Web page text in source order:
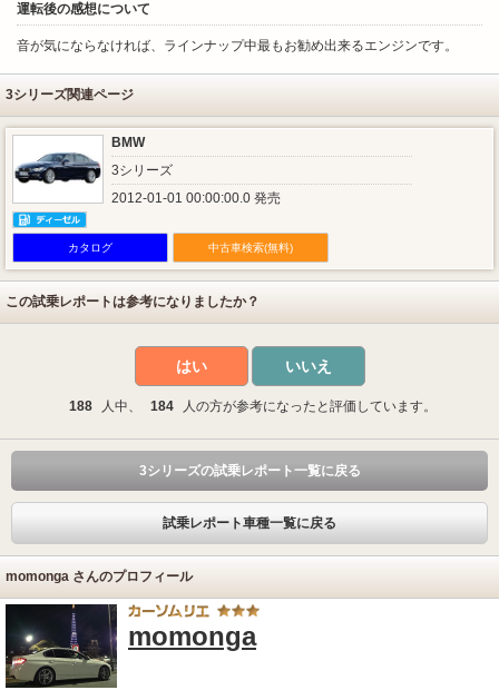
運転後の感想について
音が気にならなければ、ラインナップ中最もお勧め出来るエンジンです。
3シリーズ関連ページ
BMW
3シリーズ
2012-01-01 00:00:00.0 発売
カタログ 中古車検索(無料)
この試乗レポートは参考になりましたか？
はい いいえ
188 人中、 184 人の方が参考になったと評価しています。
3シリーズの試乗レポート一覧に戻る
試乗レポート車種一覧に戻る
momonga さんのプロフィール
momonga